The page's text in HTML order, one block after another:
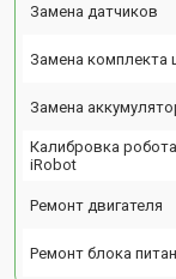
Замена датчиков
Замена комплекта
Замена
Калибровка
iRobot
Ремонт двигателя
Ремонт блока